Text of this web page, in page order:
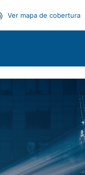
Ver mapa de cobertura